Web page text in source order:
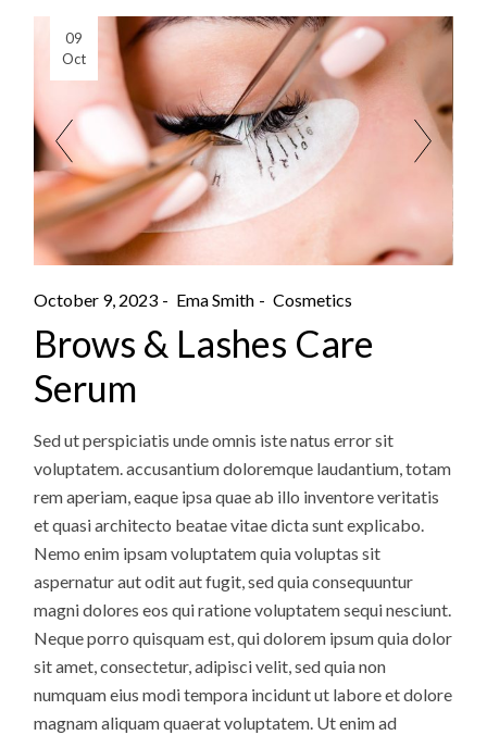
09
Oct
October 9, 2023 Ema Smith Cosmetics
Brows & Lashes Care
Serum
Sed ut perspiciatis unde omnis iste natus error sit
voluptatem. accusantium doloremque laudantium, totam
rem aperiam, eaque ipsa quae ab illo inventore veritatis
et quasi architecto beatae vitae dicta sunt explicabo.
Nemo enim ipsam voluptatem quia voluptas sit
aspernatur aut odit aut fugit, sed quia consequuntur
magni dolores eos qui ratione voluptatem sequi nesciunt.
Neque porro quisquam est, qui dolorem ipsum quia dolor
sit amet, consectetur, adipisci velit, sed quia non
numquam eius modi tempora incidunt ut labore et dolore
magnam aliquam quaerat voluptatem. Ut enim ad